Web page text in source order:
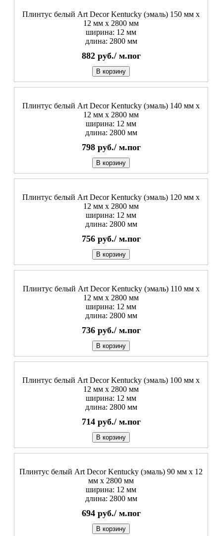
Плинтус белый Art Decor Kentucky (эмаль) 150 мм х
12 мм х 2800 мм
ширина: 12 мм
длина: 2800 мм
882 руб./ м.пог
В корзину
Плинтус белый Art Decor Kentucky (эмаль) 140 мм х
12 мм х 2800 мм
ширина: 12 мм
длина: 2800 мм
798 руб./ м.пог
В корзину
Плинтус белый Art Decor Kentucky (эмаль) 120 мм х
12 мм х 2800 мм
ширина: 12 мм
длина: 2800 мм
756 руб./ м.пог
В корзину
Плинтус белый Art Decor Kentucky (эмаль) 110 мм х
12 мм х 2800 мм
ширина: 12 мм
длина: 2800 мм
736 руб./ м.пог
В корзину
Плинтус белый Art Decor Kentucky (эмаль) 100 мм х
12 мм х 2800 мм
ширина: 12 мм
длина: 2800 мм
714 руб./ м.пог
В корзину
Плинтус белый Art Decor Kentucky (эмаль) 90 мм х 12
мм х 2800 мм
ширина: 12 мм
длина: 2800 мм
694 руб./ м.пог
В корзину